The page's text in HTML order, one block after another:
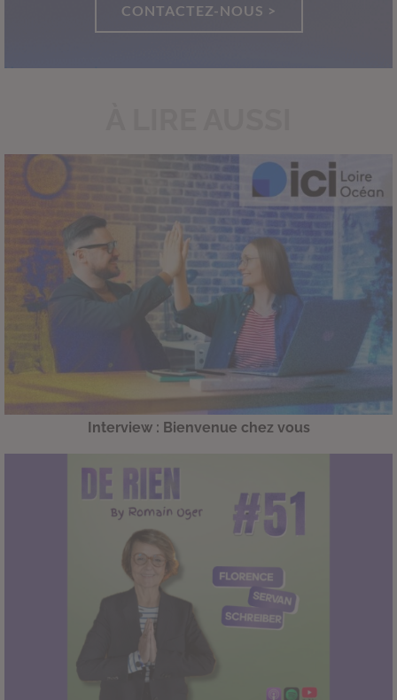
CONTACTEZ-NOUS >
Interview : Bienvenue chez vous